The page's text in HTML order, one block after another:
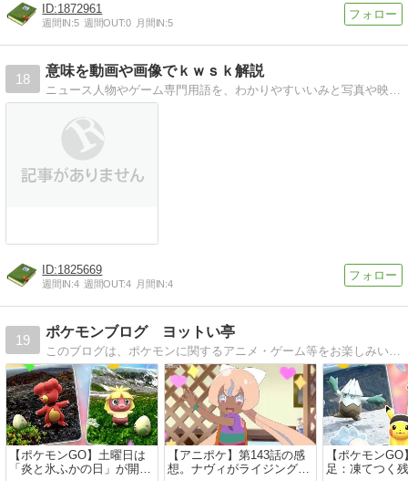
1872961
週間IN:5 週間OUT:0 月間IN:5
18
意味を動画や画像でｋｗｓｋ解説
ニュース人物やゲーム専門用語を、わかりやすいいみと写真や映像付きで詳しく調べる辞典
1825669
週間IN:4 週間OUT:4 月間IN:4
19
ポケモンブログ ヨットい亭
このブログは、ポケモンに関するアニメ・ゲーム等をお楽しみいただくため、邪魔にならない程度の差し障りのない日常をつづったブログです。ちなみに私はフシギダネが1番大好きです。
【ポケモンGO】土曜日は
「炎と氷ふかの日」が開催
【アニポケ】第143話の感
想。ナヴィがライジングボ
【ポケモン
足：凍てつく